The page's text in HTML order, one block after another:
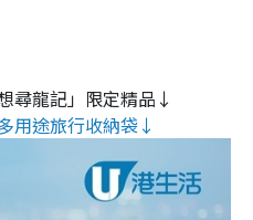
尋龍記」限定精品↓
用途旅行收納袋↓